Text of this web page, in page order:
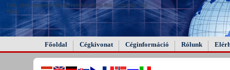
FAIL (the browser should render some flash content, not
this).
Főoldal Cégkivonat Céginformáció Rólunk